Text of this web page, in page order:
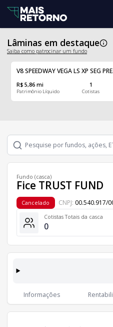
Lâminas em destaque
Saiba como patrocinar um fundo
V8 SPEEDWAY VEGA LS XP SEG
R$ 5,86 mi
Patrimônio Líquido
1
Cotistas
Fundo (casca)
Fice TRUST FUND
Cancelado CNPJ: 00.540.917/
Cotistas Totais da casca
0
Classes e Subclasses do Fundo
Classes
Patrimônio
Informações